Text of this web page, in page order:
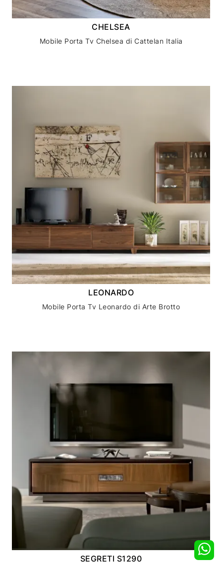
CHELSEA
Mobile Porta Tv Chelsea di Cattelan Italia
LEONARDO
Mobile Porta Tv Leonardo di Arte Brotto
SEGRETI S1290